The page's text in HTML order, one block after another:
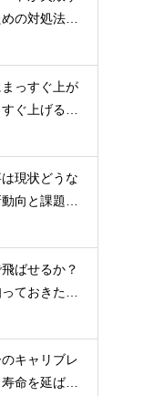
の対処法を
っすぐ上が
ぐ上げるた
現状どうな
向と課題を
ばせるか？
ておきたい
キャリブレ
命を延ばす